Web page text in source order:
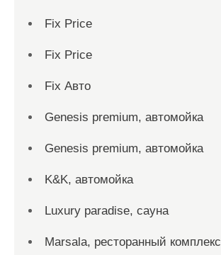
Fix Price
Fix Price
Fix Авто
Genesis premium, автомойка
Genesis premium, автомойка
K&K, автомойка
Luxury paradise, сауна
Marsala, ресторанный комплекс